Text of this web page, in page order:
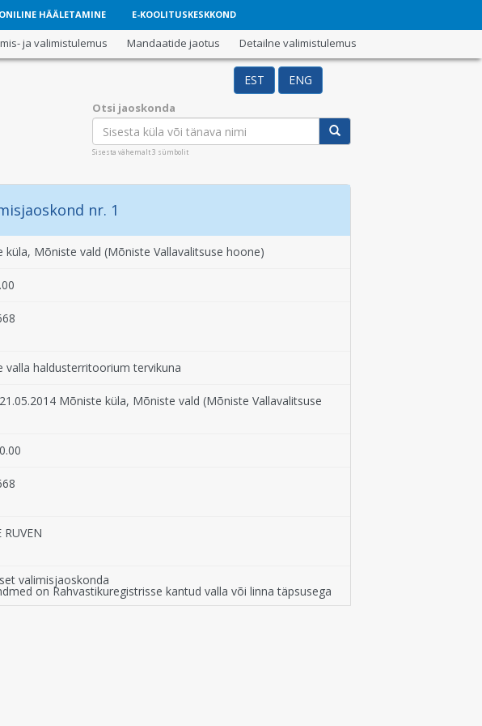
HÄÄLETAMINE E-KOOLITUSKESKKOND
ja valimistulemus Mandaatide jaotus Detailne valimistulemus
EST ENG
Otsi jaoskonda
Sisesta vähemalt 3 sümbolit
nr. 1
küla, Mõniste vald (Mõniste Vallavalitsuse hoone)
valla haldusterritoorium tervikuna
Mõniste küla, Mõniste vald (Mõniste Vallavalitsuse
RUVEN
valimisjaoskonda
on Rahvastikuregistrisse kantud valla või linna täpsusega